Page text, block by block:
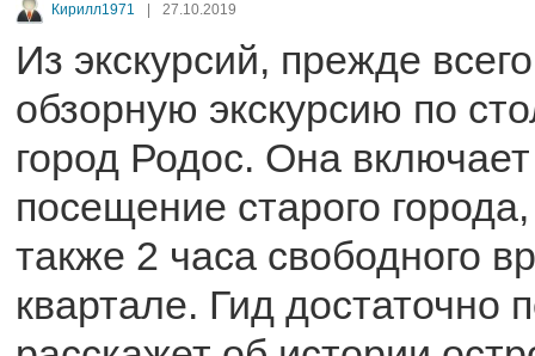
Кирилл1971 27.10.2019
Из экскурсий, прежде
обзорную экскурсию по
город Родос. Она
посещение старого
также 2 часа свободного
квартале. Гид достаточно